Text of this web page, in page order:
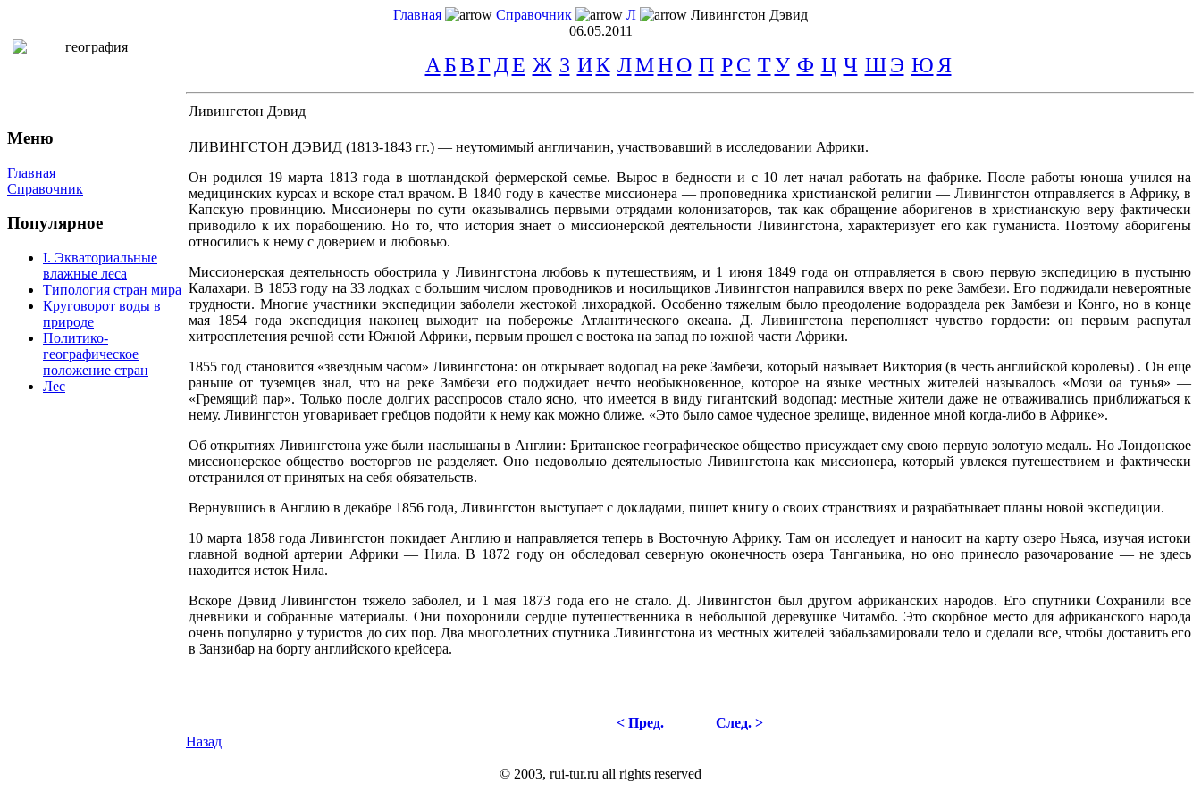
Главная Справочник Л
Ливингстон Дэвид
06.05.2011
Меню
Главная
Справочник
Популярное
I. Экваториальные
влажные леса
Типология стран мира
Круговорот воды в
природе
Политико-
географическое
положение стран
Лес
А БВГ ДЕ Ж З ИК ЛМН О П Р С ТУ Ф Ц Ч Ш Э Ю Я
Ливингстон Дэвид
ЛИВИНГСТОН ДЭВИД (1813-1843 гг.) — неутомимый англичанин, участвовавший в исследовании Африки.
Он родился 19 марта 1813 года в шотландской фермерской семье. Вырос в бедности и с 10 лет начал работать на фабрике. После работы юноша учился на
медицинских курсах и вскоре стал врачом. В 1840 году в качестве миссионера — проповедника христианской религии — Ливингстон отправляется в Африку, в
Капскую провинцию. Миссионеры по сути оказывались первыми отрядами колонизаторов, так как обращение аборигенов в христианскую веру фактически
приводило к их порабощению. Но то, что история знает о миссионерской деятельности Ливингстона, характеризует его как гуманиста. Поэтому аборигены
относились к нему с доверием и любовью.
Миссионерская деятельность обострила у Ливингстона любовь к путешествиям, и 1 июня 1849 года он отправляется в свою первую экспедицию в пустыню
Калахари. В 1853 году на 33 лодках с большим числом проводников и носильщиков Ливингстон направился вверх по реке Замбези. Его поджидали невероятные
трудности. Многие участники экспедиции заболели жестокой лихорадкой. Особенно тяжелым было преодоление водораздела рек Замбези и Конго, но в конце
мая 1854 года экспедиция наконец выходит на побережье Атлантического океана. Д. Ливингстона переполняет чувство гордости: он первым распутал
хитросплетения речной сети Южной Африки, первым прошел с востока на запад по южной части Африки.
1855 год становится «звездным часом» Ливингстона: он открывает водопад на реке Замбези, который называет Виктория (в честь английской королевы) . Он еще
раньше от туземцев знал, что на реке Замбези его поджидает нечто необыкновенное, которое на языке местных жителей называлось «Мози оа тунья» —
«Гремящий пар». Только после долгих расспросов стало ясно, что имеется в виду гигантский водопад: местные жители даже не отваживались приближаться к
нему. Ливингстон уговаривает гребцов подойти к нему как можно ближе. «Это было самое чудесное зрелище, виденное мной когда-либо в Африке».
Об открытиях Ливингстона уже были наслышаны в Англии: Британское географическое общество присуждает ему свою первую золотую медаль. Но Лондонское
миссионерское общество восторгов не разделяет. Оно недовольно деятельностью Ливингстона как миссионера, который увлекся путешествием и фактически
отстранился от принятых на себя обязательств.
Вернувшись в Англию в декабре 1856 года, Ливингстон выступает с докладами, пишет книгу о своих странствиях и разрабатывает планы новой экспедиции.
10 марта 1858 года Ливингстон покидает Англию и направляется теперь в Восточную Африку. Там он исследует и наносит на карту озеро Ньяса, изучая истоки
главной водной артерии Африки — Нила. В 1872 году он обследовал северную оконечность озера Танганьика, но оно принесло разочарование — не здесь
находится исток Нила.
Вскоре Дэвид Ливингстон тяжело заболел, и 1 мая 1873 года его не стало. Д. Ливингстон был другом африканских народов. Его спутники Сохранили все
дневники и собранные материалы. Они похоронили сердце путешественника в небольшой деревушке Читамбо. Это скорбное место для африканского народа
очень популярно у туристов до сих пор. Два многолетних спутника Ливингстона из местных жителей забальзамировали тело и сделали все, чтобы доставить его
в Занзибар на борту английского крейсера.
< Пред.
След. >
Назад
© 2003, rui-tur.ru all rights reserved